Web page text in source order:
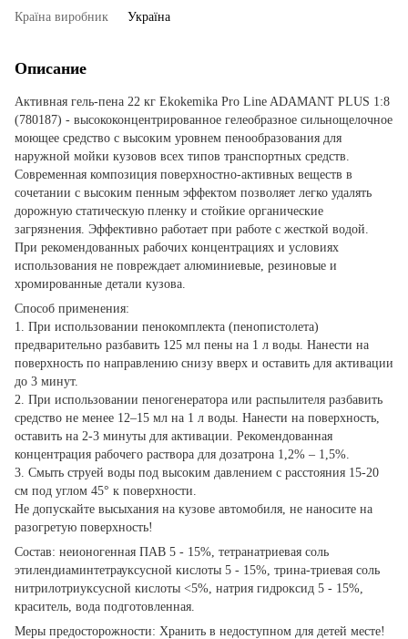
Країна виробник
Україна
Описание
Активная гель-пена 22 кг Ekokemika Pro Line ADAMANT PLUS 1:8
(780187) - высококонцентрированное гелеобразное сильнощелочное
моющее средство с высоким уровнем пенообразования для
наружной мойки кузовов всех типов транспортных средств.
Современная композиция поверхностно-активных веществ в
сочетании с высоким пенным эффектом позволяет легко удалять
дорожную статическую пленку и стойкие органические
загрязнения. Эффективно работает при работе с жесткой водой.
При рекомендованных рабочих концентрациях и условиях
использования не повреждает алюминиевые, резиновые и
хромированные детали кузова.
Способ применения:
1. При использовании пенокомплекта (пенопистолета)
предварительно разбавить 125 мл пены на 1 л воды. Нанести на
поверхность по направлению снизу вверх и оставить для активации
до 3 минут.
2. При использовании пеногенератора или распылителя разбавить
средство не менее 12–15 мл на 1 л воды. Нанести на поверхность,
оставить на 2-3 минуты для активации. Рекомендованная
концентрация рабочего раствора для дозатрона 1,2% – 1,5%.
3. Смыть струей воды под высоким давлением с расстояния 15-20
см под углом 45° к поверхности.
Не допускайте высыхания на кузове автомобиля, не наносите на
разогретую поверхность!
Состав: неионогенная ПАВ 5 - 15%, тетранатриевая соль
этилендиаминтетрауксусной кислоты 5 - 15%, трина-триевая соль
нитрилотриуксусной кислоты <5%, натрия гидроксид 5 - 15%,
краситель, вода подготовленная.
Меры предосторожности: Хранить в недоступном для детей месте!